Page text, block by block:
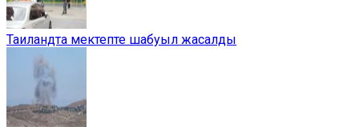
Таиландта мектепте шабуыл жасалды